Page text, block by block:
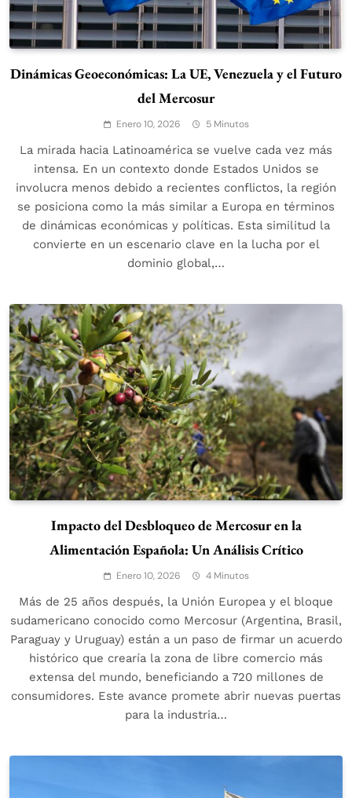
Dinámicas Geoeconómicas: La UE, Venezuela y el Futuro
del Mercosur
Enero 10, 2026 5 Minutos
La mirada hacia Latinoamérica se vuelve cada vez más
intensa. En un contexto donde Estados Unidos se
involucra menos debido a recientes conflictos, la región
se posiciona como la más similar a Europa en términos
de dinámicas económicas y políticas. Esta similitud la
convierte en un escenario clave en la lucha por el
dominio global,…
Impacto del Desbloqueo de Mercosur en la
Alimentación Española: Un Análisis Crítico
Enero 10, 2026 4 Minutos
Más de 25 años después, la Unión Europea y el bloque
sudamericano conocido como Mercosur (Argentina, Brasil,
Paraguay y Uruguay) están a un paso de firmar un acuerdo
histórico que crearía la zona de libre comercio más
extensa del mundo, beneficiando a 720 millones de
consumidores. Este avance promete abrir nuevas puertas
para la industria…